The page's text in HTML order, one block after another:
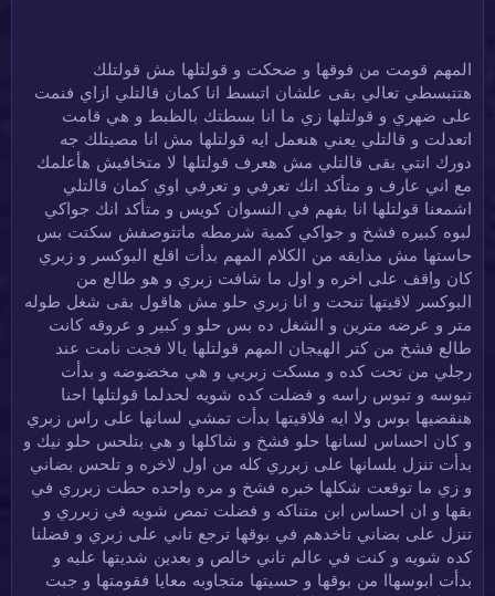
المهم قومت من فوقها و ضحكت و قولتلها مش قولتلك
هتتبسطي تعالي بقى علشان اتبسط انا كمان قالتلي ازاي فنمت
على ضهري و قولتلها زي ما انا بسطتك بالظبط و هي قامت
اتعدلت و قالتلي يعني هنعمل ايه قولتلها مش انا مصيتلك جه
دورك انتي بقى قالتلي مش هعرف قولتلها لا متخافيش هأعلمك
مع اني عارف و متأكد انك تعرفي و تعرفي اوي كمان قالتلي
اشمعنا قولتلها انا بفهم في النسوان كويس و متأكد انك جواكي
لبوه كبيره فشخ و جواكي كمية شرمطه ماتتوصفش سكتت بس
حاستها مش مدايقه من الكلام المهم بدأت اقلع البوكسر و زبري
كان واقف على اخره و اول ما شافت زبري و هو طالع من
البوكسر لاقيتها تنحت و انا زبري حلو مش هاقول بقى شغل طوله
متر و عرضه مترين و الشغل ده بس حلو و كبير و عروقه كانت
طالع فشخ من كتر الهيجان المهم قولتلها يالا فجت نامت عند
رجلي من تحت كده و مسكت زبريي و هي مخضوضه و بدأت
تبوسه و تبوس راسه و فضلت كده شويه لحدلما قولتلها احنا
هنقضيها بوس ولا ايه فلاقيتها بدأت تمشي لسانها على راس زبري
و كان احساس لسانها حلو فشخ و شاكلها و هي بتلحس حلو نيك و
بدأت تنزل بلسانها على زبرري كله من اول لاخره و تلحس بضاني
و زي ما توقعت شكلها خبره فشخ و مره واحده حطت زبرري في
بقها و ان احساس ابن متناكه و فضلت تمص شويه في زبرري و
تنزل على بضاني تاخدهم في بوقها ترجع تاني على زبري و فضلنا
كده شويه و كنت في عالم تاني خالص و بعدين شديتها عليه و
بدأت ابوسهاا من بوقها و حسيتها متجاوبه معايا فقومتها و جبت